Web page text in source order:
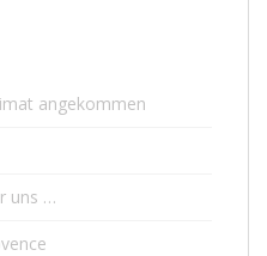
angekommen
uns …